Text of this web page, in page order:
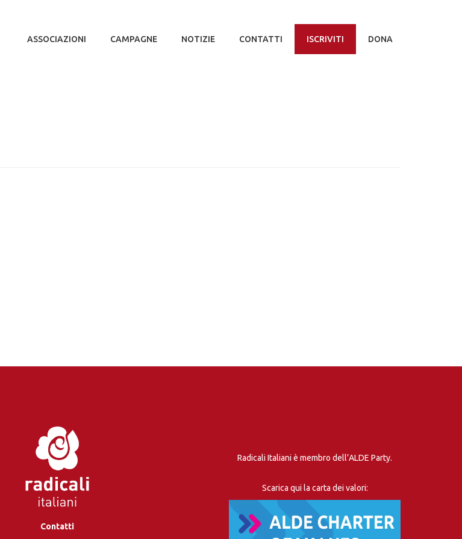
ASSOCIAZIONI CAMPAGNE NOTIZIE CONTATTI ISCRIVITI DONA
Contatti
Radicali Italiani è membro dell’ALDE Party.
Scarica qui la carta dei valori: